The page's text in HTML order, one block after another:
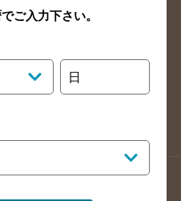
福岡県のバー検索
熊本県のバー検索
ご入力下さい。
日